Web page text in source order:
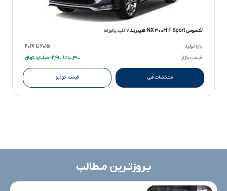
لکسوس NX ۳۰۰H F Sport هیبرید ۷ کلید پانوراما
بازه تولید
۲۰۱۵ تا ۲۰۱۷
قیمت بازار
۱۰,۳۱۰ تا ۱۲,۹۱۰ میلیارد تومانءءء
مشخصات فنی قیمت خودرو
بـروزتـرین مـطالب